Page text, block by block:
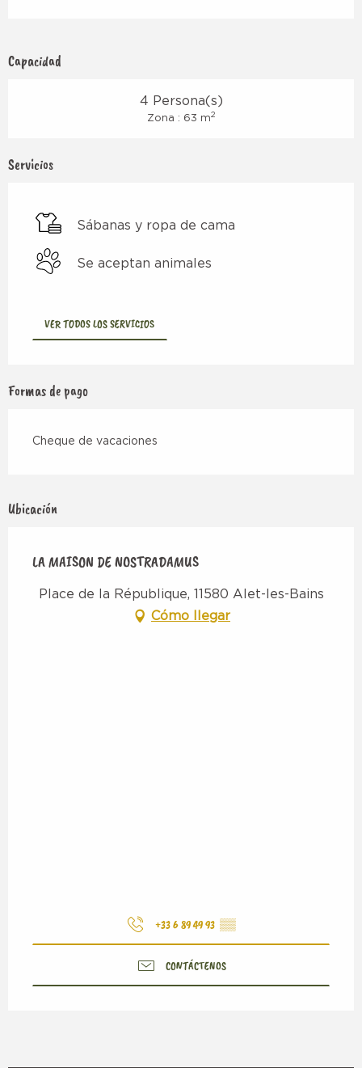
Capacidad
4 Persona(s)
Zona : 63 m2
Servicios
Sábanas y ropa de cama
Se aceptan animales
VER TODOS LOS SERVICIOS
Formas de pago
Cheque de vacaciones
Ubicación
LA MAISON DE NOSTRADAMUS
Place de la République, 11580 Alet-les-Bains
Cómo llegar
+33 6 89 49 93 ▒▒
CONTÁCTENOS